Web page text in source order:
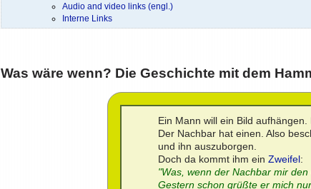
Audio and video links (engl.)
Interne Links
Was wäre wenn? Die Geschichte mit dem
Ein Mann will ein Bild
Der Nachbar hat einen. Also
und ihn auszuborgen.
Doch da kommt ihm einZweifel:
"Was, wenn der Nachbar mir
Gestern schon grüßte er mich